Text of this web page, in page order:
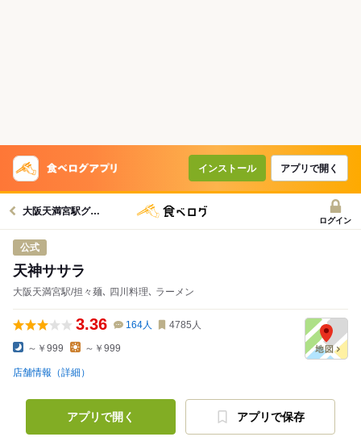
インストール アプリで開く
大阪天満宮駅グルメへ
ログイン
公式
天神ササラ
大阪天満宮駅/担々麺､ 四川料理､ ラーメン
3.36 164人 4785 人
～￥999 ～￥999
店舗情報（詳細）
アプリで開く アプリで保存